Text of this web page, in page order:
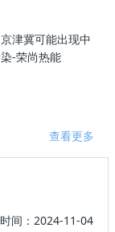
津冀可能出现中
-荣尚热能
查看更多
间：2024-11-04